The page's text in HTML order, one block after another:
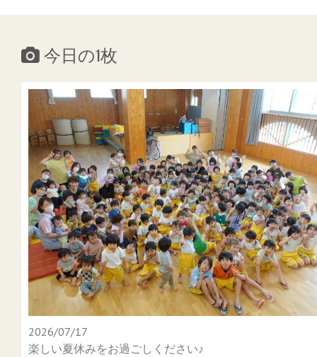
今日の1枚
2026/07/17
楽しい夏休みをお過ごしください♪